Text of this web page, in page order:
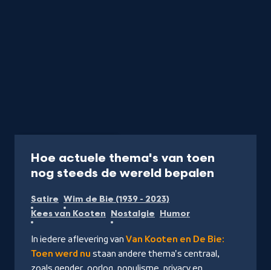
Hoe actuele thema's van toen
nog steeds de wereld bepalen
Start
Satire Wim de Bie (1939 - 2023)
Kees van Kooten Nostalgie Humor
In iedere aflevering van Van Kooten en De Bie:
Toen werd nu staan andere thema's centraal,
zoals gender, oorlog, populisme, privacy en